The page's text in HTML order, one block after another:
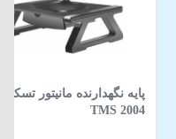
پایه نگهدارنده مانیتور
TMS 2004